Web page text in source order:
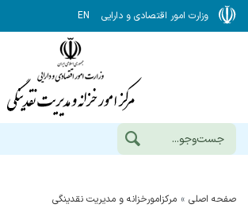
وزارت امور اقتصادی و دارایی EN
صفحه اصلی مرکزامورخزانه و مدیریت نقدینگی